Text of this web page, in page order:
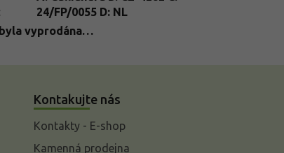
24/FP/0055 D: NL
vyprodána…
Kontakujte nás
Kontakty - E-shop
Kamenná prodejna